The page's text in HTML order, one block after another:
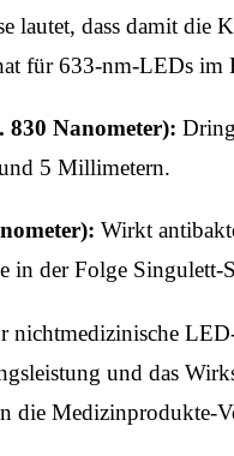
lautet, dass damit
für 633-nm-LEDs im
Nanometer):
5 Millimetern.
Wirkt
in der Folge Singulett-
nichtmedizinische
und das
die Medizinprodukte-